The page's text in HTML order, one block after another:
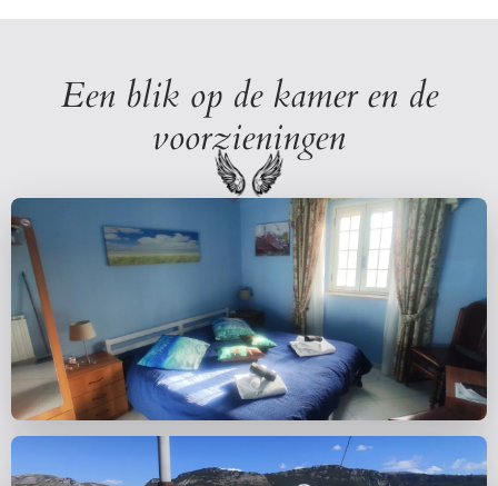
Een blik op de kamer en de
voorzieningen